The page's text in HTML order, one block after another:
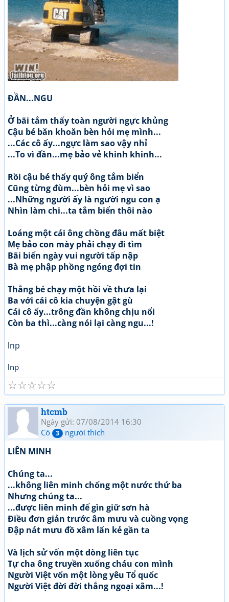
ĐẦN...NGU
Ở bãi tắm thấy toàn người ngực khủng
Cậu bé băn khoăn bèn hỏi mẹ mình...
...Các cô ấy...ngực làm sao vậy nhỉ
...To vì đần...mẹ bảo vẻ khinh khinh...
Rồi cậu bé thấy quý ông tắm biển
Cũng từng đùm...bèn hỏi mẹ vì sao
...Những người ấy là người ngu con ạ
Nhìn làm chi...ta tắm biển thôi nào
Loáng một cái ông chồng đâu mất biệt
Mẹ bảo con mày phải chạy đi tìm
Bãi biển ngày vui người tấp nập
Bà mẹ phập phồng ngóng đợi tin
Thằng bé chạy một hồi về thưa lại
Ba với cái cô kia chuyện gật gù
Cái cô ấy...trông đần không chịu nổi
Còn ba thì...càng nói lại càng ngu...!
lnp
lnp
☆
☆
☆
☆
☆
htcmb
Ngày gửi: 07/08/2014 16:30
Có
3 người thích
LIÊN MINH
Chúng ta...
...không liên minh chống một nước thứ ba
Nhưng chúng ta...
...được liên minh để gìn giữ sơn hà
Điều đơn giản trước âm mưu và cuồng vọng
Đập nát mưu đồ xâm lấn kẻ gần ta
Và lịch sử vốn một dòng liên tục
Tự cha ông truyền xuống cháu con mình
Người Việt vốn một lòng yêu Tổ quốc
Người Việt đời đời thắng ngoại xâm...!